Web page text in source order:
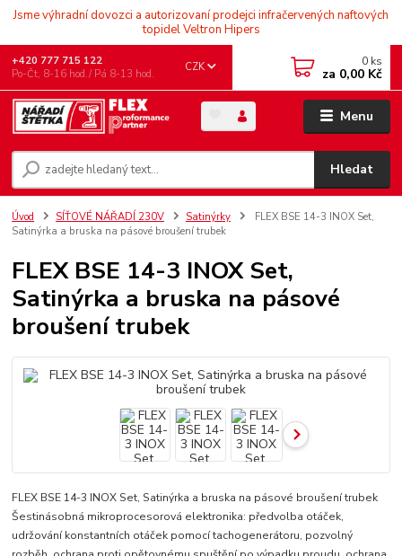
Jsme výhradní dovozci a autorizovaní prodejci infračervených naftových
topidel Veltron Hipers
Menu
CZK
Hledat
+420 777 715 122
Po-Čt, 8-16 hod./ Pá 8-13 hod.
0 ks
za 0,00 Kč
Úvod SÍŤOVÉ NÁŘADÍ 230V Satinýrky
FLEX BSE 14-3 INOX Set,
Satinýrka a bruska na pásové broušení trubek
FLEX BSE 14-3 INOX Set,
Satinýrka a bruska na pásové
broušení trubek
FLEX BSE 14-3 INOX Set, Satinýrka a bruska na pásové broušení trubek
Šestinásobná mikroprocesorová elektronika: předvolba otáček,
udržování konstantních otáček pomocí tachogenerátoru, pozvolný